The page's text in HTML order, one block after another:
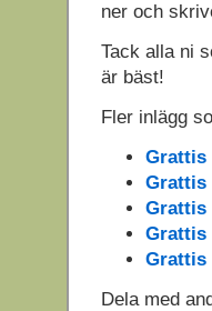
ner och
Tack alla ni
är bäst!
Fler inlägg
Grattis
Grattis
Grattis
Grattis
Grattis
Dela med